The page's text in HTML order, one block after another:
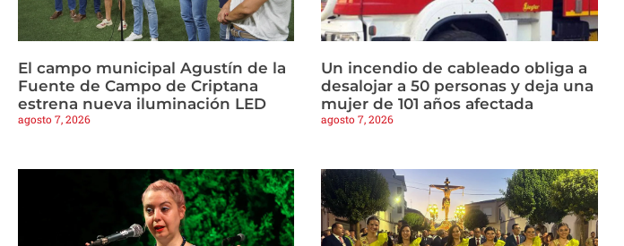
El campo municipal Agustín de la
Fuente de Campo de Criptana
estrena nueva iluminación LED
agosto 7, 2026
Un incendio de cableado obliga a
desalojar a 50 personas y deja una
mujer de 101 años afectada
agosto 7, 2026